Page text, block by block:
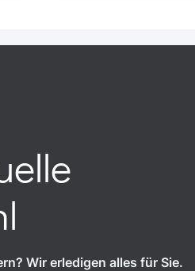
Wir erledigen alles für Sie.